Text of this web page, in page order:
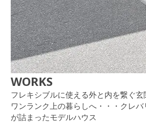
WORKS
フレキシブルに使える外と内を繋ぐ
ワンランク上の暮らしへ・・・クレ
が詰まったモデルハウス